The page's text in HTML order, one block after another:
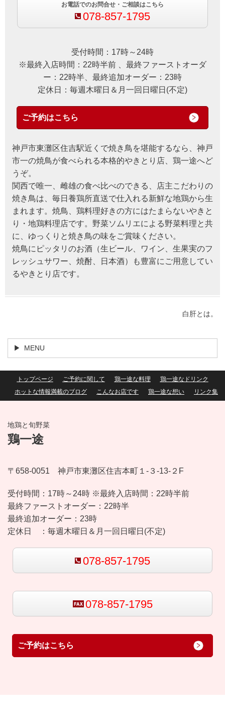
お電話でのお問合せ・ご相談はこちら
078-857-1795
受付時間：17時～24時
※最終入店時間：22時半前 、最終ファーストオーダ
ー：22時半、最終追加オーダー：23時
定休日：毎週木曜日＆月一回日曜日(不定)
ご予約はこちら
神戸市東灘区住吉駅近くで焼き鳥を堪能するなら、神戸
市一の焼鳥が食べられる本格的やきとり店、鶏一途へど
うぞ。
関西で唯一、雌雄の食べ比べのできる、店主こだわりの
焼き鳥は、毎日養鶏所直送で仕入れる新鮮な地鶏から生
まれます。焼鳥、鶏料理好きの方にはたまらないやきと
り・地鶏料理店です。野菜ソムリエによる野菜料理と共
に、ゆっくりと焼き鳥の味をご賞味ください。
焼鳥にピッタリのお酒（生ビール、ワイン、生果実のフ
レッシュサワー、焼酎、日本酒）も豊富にご用意してい
るやきとり店です。
白肝とは。
MENU
トップページ ご予約に関して 鶏一途な料理
鶏一途なドリンク
ホットな情報満載のブログ
こんなお店です 鶏一途な想い リンク集
地鶏と旬野菜
鶏一途
〒658-0051 神戸市東灘区住吉本町１-３-13-２F
受付時間： 17時～24時 ※最終入店時間：22時半前
最終ファーストオーダー：22時半
最終追加オーダー：23時
定休日 ： 毎週木曜日＆月一回日曜日(不定)
078-857-1795
078-857-1795
ご予約はこちら